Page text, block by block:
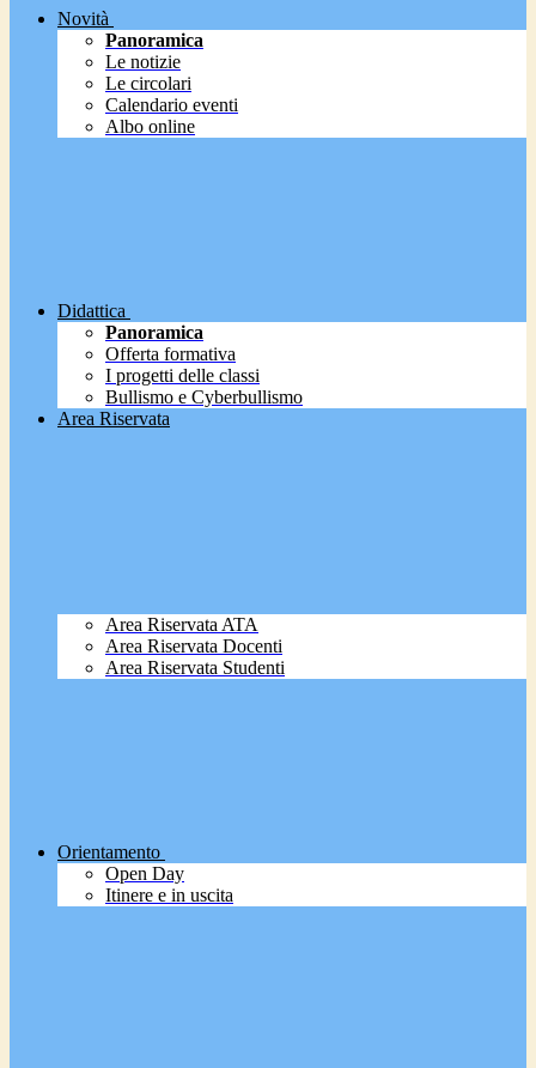
Novità
Panoramica
Le notizie
Le circolari
Calendario eventi
Albo online
Didattica
Panoramica
Offerta formativa
I progetti delle classi
Bullismo e Cyberbullismo
Area Riservata
Area Riservata ATA
Area Riservata Docenti
Area Riservata Studenti
Orientamento
Open Day
Itinere e in uscita